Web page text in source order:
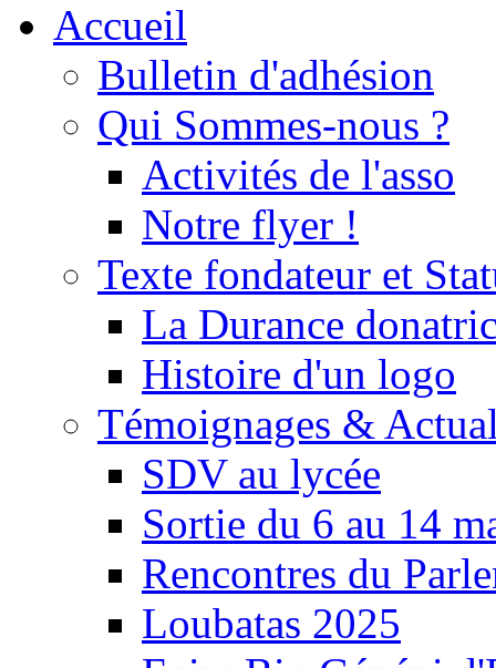
Accueil
Bulletin d'adhésion
Qui Sommes-nous ?
Activités de l'asso
Notre flyer !
Texte fondateur et
La Durance
Histoire d'un logo
Témoignages &
SDV au lycée
Sortie du 6 au 14
Rencontres du
Loubatas 2025